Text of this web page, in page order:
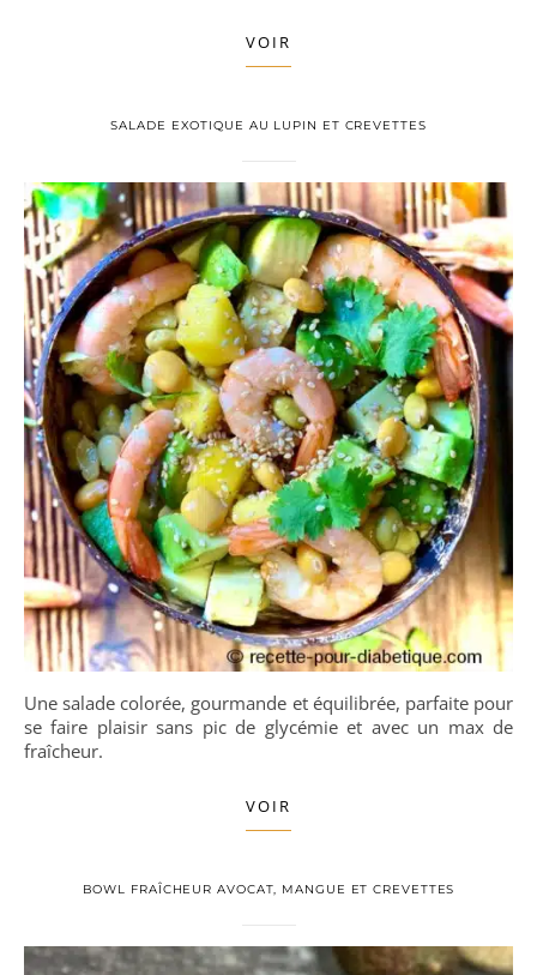
VOIR
SALADE EXOTIQUE AU LUPIN ET CREVETTES
Une salade colorée, gourmande et équilibrée, parfaite pour
se faire plaisir sans pic de glycémie et avec un max de
fraîcheur.
VOIR
BOWL FRAÎCHEUR AVOCAT, MANGUE ET CREVETTES